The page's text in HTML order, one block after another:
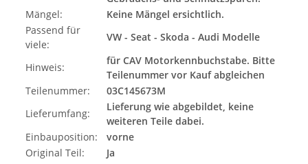
Mängel:
Keine Mängel ersichtlich.
Passend für
viele:
VW - Seat - Skoda - Audi Modelle
Hinweis:
für CAV Motorkennbuchstabe. Bitte
Teilenummer vor Kauf abgleichen
Teilenummer:
03C145673M
Lieferumfang:
Lieferung wie abgebildet, keine
weiteren Teile dabei.
Einbauposition:
vorne
Original Teil:
Ja